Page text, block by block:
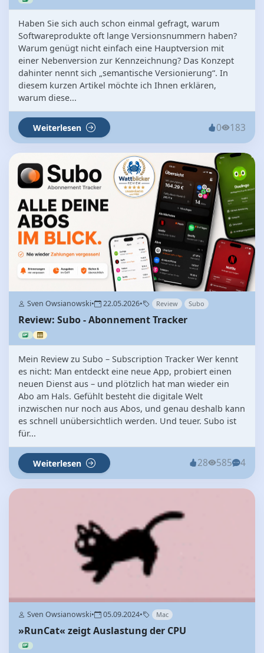
Haben Sie sich auch schon einmal gefragt, warum
Softwareprodukte oft lange Versionsnummern haben?
Warum genügt nicht einfach eine Hauptversion mit
einer Nebenversion zur Kennzeichnung? Das Konzept
dahinter nennt sich „semantische Versionierung“. In
diesem kurzen Artikel möchte ich Ihnen erklären,
warum diese...
Weiterlesen 0 183
Sven Owsianowski• 22.05.2026• Review Subo
Review: Subo - Abonnement Tracker
Mein Review zu Subo – Subscription Tracker Wer kennt
es nicht: Man entdeckt eine neue App, probiert einen
neuen Dienst aus – und plötzlich hat man wieder ein
Abo am Hals. Gefühlt besteht die digitale Welt
inzwischen nur noch aus Abos, und genau deshalb kann
es schnell unübersichtlich werden. Und teuer. Subo ist
für...
Weiterlesen 28 585 4
Sven Owsianowski• 05.09.2024• Mac
»RunCat« zeigt Auslastung der CPU